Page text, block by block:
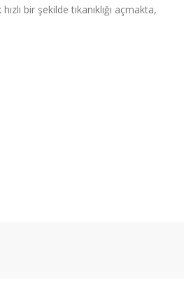
bir şekilde tıkanıklığı açmakta,